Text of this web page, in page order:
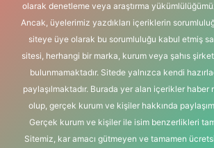
olarak denetleme veya araştırma
Ancak, üyelerimiz yazdıkları içeriklerin
siteye üye olarak bu sorumluluğu kabul etmiş
sitesi, herhangi bir marka, kurum veya şahıs
bulunmamaktadır. Sitede yalnızca kendi
paylaşılmaktadır. Burada yer alan içerikler haber
olup, gerçek kurum ve kişiler hakkında
Gerçek kurum ve kişiler ile isim benzerlikleri
Sitemiz, kar amacı gütmeyen ve tamamen